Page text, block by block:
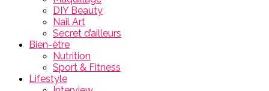
DIY Beauty
Nail Art
Secret d’ailleurs
Bien-être
Nutrition
Sport & Fitness
Lifestyle